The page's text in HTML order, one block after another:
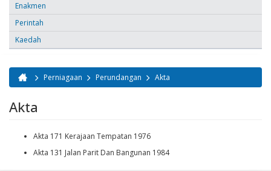
Enakmen
Perintah
Kaedah
Anda di sini
Perniagaan Perundangan Akta
Akta
Akta 171 Kerajaan Tempatan 1976
Akta 131 Jalan Parit Dan Bangunan 1984